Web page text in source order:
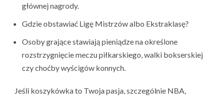
głównej nagrody.
Gdzie obstawiać Ligę Mistrzów albo Ekstraklasę?
Osoby grające stawiają pieniądze na określone
rozstrzygnięcie meczu piłkarskiego, walki bokserskiej
czy choćby wyścigów konnych.
Jeśli koszykówka to Twoja pasja, szczególnie NBA,